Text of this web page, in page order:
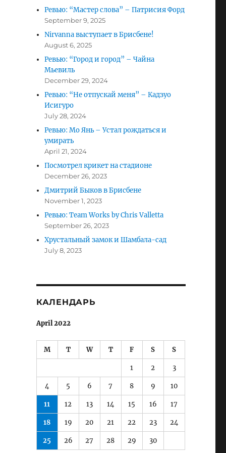
Ревью: “Мастер слова” – Патрисия Форд
September 9, 2025
Nirvanna выступает в Брисбене!
August 6, 2025
Ревью: “Город и город” – Чайна
Мьевиль
December 29, 2024
Ревью: “Не отпускай меня” – Кадзуо
Исигуро
July 28, 2024
Ревью: Мо Янь – Устал рождаться и
умирать
April 21, 2024
Посмотрел крикет на стадионе
December 26, 2023
Дмитрий Быков в Брисбене
November 1, 2023
Ревью: Team Works by Chris Valletta
September 26, 2023
Хрустальный замок и Шамбала-сад
July 8, 2023
КАЛЕНДАРЬ
April 2022
M T W T F S S
1 2 3
4 5 6 7 8 9 10
11 12 13 14 15 16 17
18 19 20 21 22 23 24
25 26 27 28 29 30